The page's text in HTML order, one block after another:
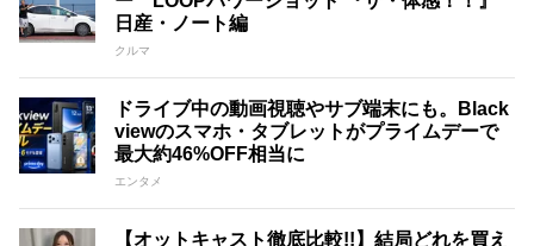
日産・ノート編
クルマ
ドライブ中の動画視聴やサブ端末にも。Black
viewのスマホ・タブレットがプライムデーで
最大約46%OFF相当に
エンタメ
【オットキャスト徹底比較!!】結局どれを買え